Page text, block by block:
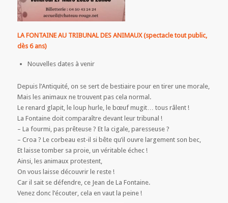
LA FONTAINE AU TRIBUNAL DES ANIMAUX (spectacle tout public,
dès 6 ans)
Nouvelles dates à venir
Depuis l’Antiquité, on se sert de bestiaire pour en tirer une morale,
Mais les animaux ne trouvent pas cela normal.
Le renard glapit, le loup hurle, le bœuf mugit… tous râlent !
La Fontaine doit comparaître devant leur tribunal !
– La fourmi, pas prêteuse ? Et la cigale, paresseuse ?
– Croa ? Le corbeau est-il si bête qu’il ouvre largement son bec,
Et laisse tomber sa proie, un véritable échec !
Ainsi, les animaux protestent,
On vous laisse découvrir le reste !
Car il sait se défendre, ce Jean de La Fontaine.
Venez donc l’écouter, cela en vaut la peine !